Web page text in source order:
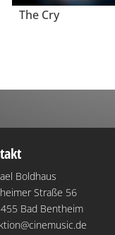
The Cry
Boldhaus
Straße 56
Bad Bentheim